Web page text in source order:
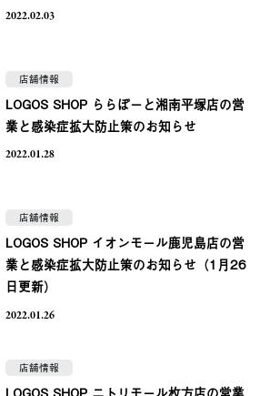
2022.02.03
店舗情報
LOGOS SHOP ららぽーと湘南平塚店の営
業と感染症拡大防止策のお知らせ
2022.01.28
店舗情報
LOGOS SHOP イオンモール鹿児島店の営
業と感染症拡大防止策のお知らせ（1月26
日更新）
2022.01.26
店舗情報
LOGOS SHOP ニトリモール枚方店の営業